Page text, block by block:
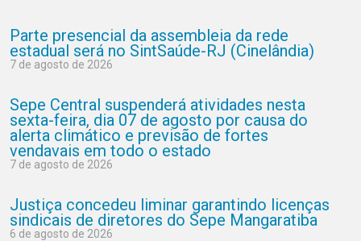
Parte presencial da assembleia da rede
estadual será no SintSaúde-RJ (Cinelândia)
7 de agosto de 2026
Sepe Central suspenderá atividades nesta
sexta-feira, dia 07 de agosto por causa do
alerta climático e previsão de fortes
vendavais em todo o estado
7 de agosto de 2026
Justiça concedeu liminar garantindo licenças
sindicais de diretores do Sepe Mangaratiba
6 de agosto de 2026